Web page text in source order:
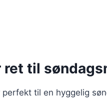
til
til en hyggelig